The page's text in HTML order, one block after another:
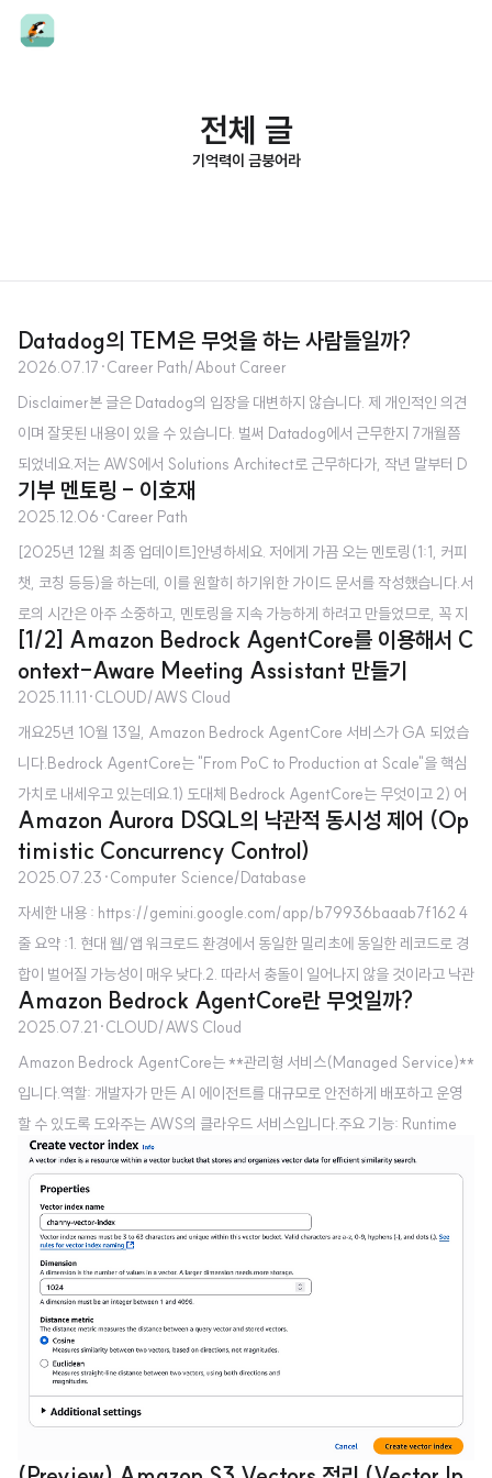
전체 글
기억력이 금붕어라
Datadog의 TEM은 무엇을 하는 사람들일까?
2026.07.17 ·Career Path/About Career
Disclaimer본 글은 Datadog의 입장을 대변하지 않습니다. 제 개인적인 의견
이며 잘못된 내용이 있을 수 있습니다. 벌써 Datadog에서 근무한지 7개월쯤
되었네요.저는 AWS에서 Solutions Architect로 근무하다가, 작년 말부터 D
atadog에서 Technical Enablement Manager로 일하고 있습니다.TEM이
다른 회사에는 보기 드문 포지션이고, 이름에 매니저가 들어가서 피플 매니저인
가 하고 헷갈리실 것 같습니다.오늘은 제 포지션에 대해 간단히 소개해보고자
합니다. 그런데 잠깐, 제 포지션을 이해하기 위해서는 알아야하는 개념이 있습
니다.바로 프리세일즈와 포스트세일즈입니다. 굳이 구분을 해보자면 AWS SA
가 프리세일즈 엔지니어라면, TEM은 포스트세일즈 엔지니어입니..
기부 멘토링 - 이호재
2025.12.06 ·Career Path
[2025년 12월 최종 업데이트]안녕하세요. 저에게 가끔 오는 멘토링(1:1, 커피
챗, 코칭 등등)을 하는데, 이를 원할히 하기위한 가이드 문서를 작성했습니다.서
로의 시간은 아주 소중하고, 멘토링을 지속 가능하게 하려고 만들었므로, 꼭 지
켜주시길 바랍니다. 제 간단 소개총 경력 4년차의 전직 AWS SA, 현직 Datad
og Technical Enablement Manager 입니다.짧은 기간동안 국내 스타트업,
국내 중견기업, 글로벌 테크기업까지 경험했습니다.AWS에서 Solutions Arc
hitect로 근무했습니다.최근(25년 12월)에 Datadog의 Technical Enablem
ent Manager 포지션으로 이직했습니다.제 멘토링은 국내에서 외국계 테크 기
업을 목표로 하는 신입/Early ..
[1/2] Amazon Bedrock AgentCore를 이용해서 C
ontext-Aware Meeting Assistant 만들기
2025.11.11 ·CLOUD/AWS Cloud
개요25년 10월 13일, Amazon Bedrock AgentCore 서비스가 GA 되었습
니다.Bedrock AgentCore는 "From PoC to Production at Scale"을 핵심
가치로 내세우고 있는데요.1) 도대체 Bedrock AgentCore는 무엇이고 2) 어
떻게 PoC부터 Production까지, 그것도 대규모로 에이전트 서비스를 운영 할
수 있다는걸까요? AgentCore를 활용해 Context-Aware Meeting Assista
nt를 만들어보면서, Bedrock AgentCore를 이해해보겠습니다. 시나리오여
러분은 AnyCompany사의 개발자입니다. 그런데, 여러분 회사의 세일즈팀의
이직율이 너무 높아서, 고객 히스토리에 대한 인수 인계가 잘 안되고 있습니다.
담당 ..
Amazon Aurora DSQL의 낙관적 동시성 제어 (Op
timistic Concurrency Control)
2025.07.23 ·Computer Science/Database
자세한 내용 : https://gemini.google.com/app/b79936baaab7f162 4
줄 요약 :1. 현대 웹/앱 워크로드 환경에서 동일한 밀리초에 동일한 레코드로 경
합이 벌어질 가능성이 매우 낮다.2. 따라서 충돌이 일어나지 않을 것이라고 낙관
적으로 가정하고, 데이터베이스의 퍼포먼스를 챙긴다.3. 반짝 세일처럼, 동일한
밀리초에 동일한 레코드로 충돌이 벌어질 것 같으면 큐로 처리한다.4. 단, 트레
이드 오프로 애플리케이션 단에서 견고한 충돌 감지 및 리트라이 로직이 필요하
다. 낙관적 원칙: 조화를 가정하고 마지막에 검증하라낙관적 동시성 제어(OC
C)는 충돌이 드물 것이라는 "낙관적인" 가정에 기반합니다. 이 방식은 잠금의
선행 비용을 피함으로써 처리량을 극대화하는 데 우선순위를 둡니다...
Amazon Bedrock AgentCore란 무엇일까?
2025.07.21 ·CLOUD/AWS Cloud
Amazon Bedrock AgentCore는 **관리형 서비스(Managed Service)**
입니다.역할: 개발자가 만든 AI 에이전트를 대규모로 안전하게 배포하고 운영
할 수 있도록 도와주는 AWS의 클라우드 서비스입니다.주요 기능: Runtime
(실행 환경), Observability(모니터링), Identity(보안 및 접근 제어), Gatew
ay(외부 연결 관리) 등 운영에 필요한 인프라와 기능을 제공합니다.비유: 건축
가가 설계한 건물을 실제 지을 수 있는 안정적인 대지와 공사 현장, 그리고 감시
시스템을 제공하는 것과 같습니다. 개발자는 건물 자체의 설계도만 제공하면 나
머지는 AWS가 관리해 줍니다.결론: 두 기술의 관계LangChain과 Amazon B
edrock AgentCore는 서로 대..